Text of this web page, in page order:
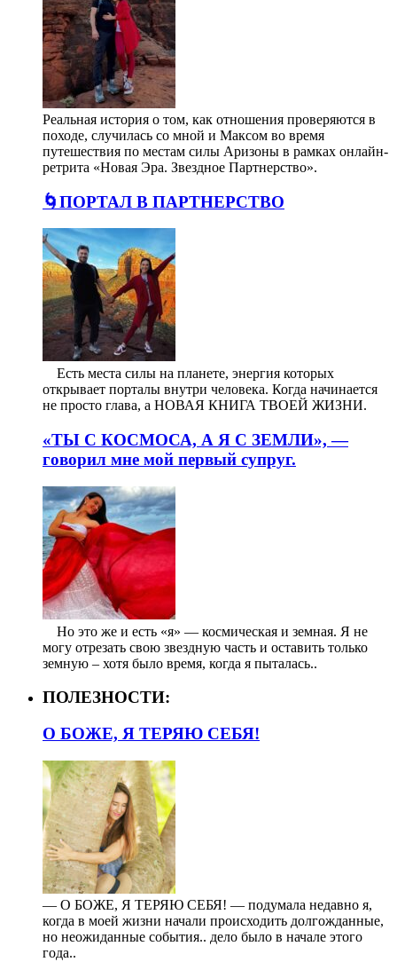
Реальная история о том, как отношения проверяются в
походе, случилась со мной и Максом во время
путешествия по местам силы Аризоны в рамках онлайн-
ретрита «Новая Эра. Звездное Партнерство».
🌀ПОРТАЛ В ПАРТНЕРСТВО
⠀ Есть места силы на планете, энергия которых
открывает порталы внутри человека. Когда начинается
не просто глава, а НОВАЯ КНИГА ТВОЕЙ ЖИЗНИ.
«ТЫ С КОСМОСА, А Я С ЗЕМЛИ», —
говорил мне мой первый супруг.
⠀ Но это же и есть «я» — космическая и земная. Я не
могу отрезать свою звездную часть и оставить только
земную – хотя было время, когда я пыталась..
ПОЛЕЗНОСТИ:
О БОЖЕ, Я ТЕРЯЮ СЕБЯ!
— О БОЖЕ, Я ТЕРЯЮ СЕБЯ! — подумала недавно я,
когда в моей жизни начали происходить долгожданные,
но неожиданные события.. дело было в начале этого
года..